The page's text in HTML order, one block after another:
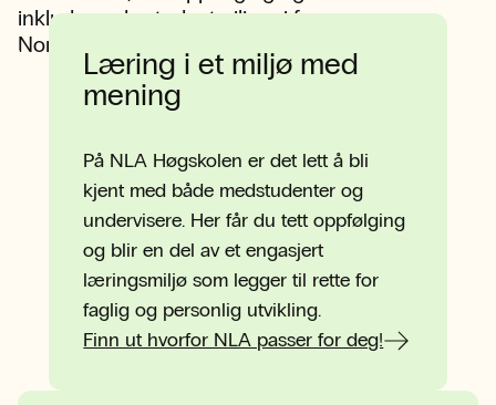
inkluderende studentmiljø – i fem av
Norges største byer.
Læring i et miljø med
mening
På NLA Høgskolen er det lett å bli
kjent med både medstudenter og
undervisere. Her får du tett oppfølging
og blir en del av et engasjert
læringsmiljø som legger til rette for
faglig og personlig utvikling.
Finn ut hvorfor NLA passer for deg!